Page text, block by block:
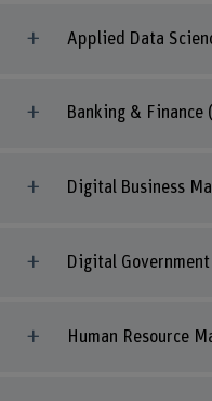
Applied Data
Banking & Finance
Digital Business
Digital
Human Resource